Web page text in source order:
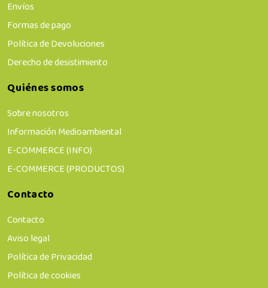
Envíos
Formas de pago
Política de Devoluciones
Derecho de desistimiento
Quiénes somos
Sobre nosotros
Información Medioambiental
E-COMMERCE (INFO)
E-COMMERCE (PRODUCTOS)
Contacto
Contacto
Aviso legal
Política de Privacidad
Política de cookies